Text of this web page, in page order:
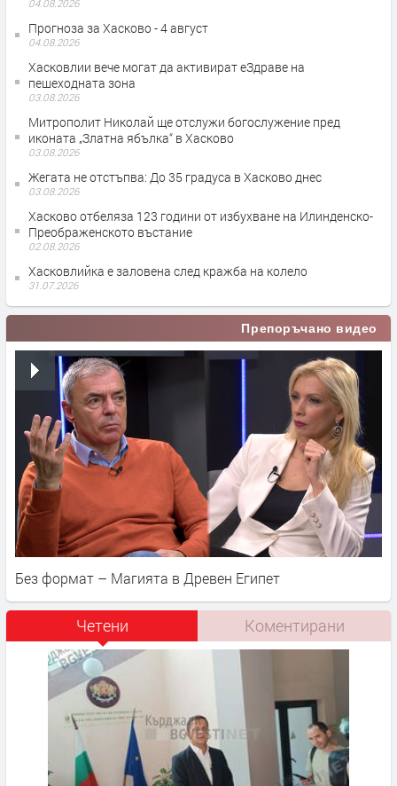
04.08.2026
Прогноза за Хасково - 4 август
04.08.2026
Хасковлии вече могат да активират еЗдраве на
пешеходната зона
03.08.2026
Митрополит Николай ще отслужи богослужение пред
иконата „Златна ябълка“ в Хасково
03.08.2026
Жегата не отстъпва: До 35 градуса в Хасково днес
03.08.2026
Хасково отбеляза 123 години от избухване на Илинденско-
Преображенското въстание
02.08.2026
Хасковлийка е заловена след кражба на колело
31.07.2026
Препоръчано видео
Без формат – Магията в Древен Египет
Четени Коментирани